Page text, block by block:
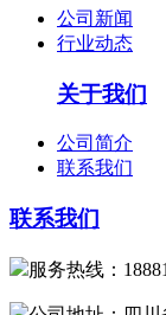
公司新闻
行业动态
关于我们
公司简介
联系我们
联系我们
服务热线：